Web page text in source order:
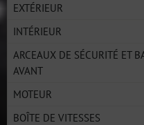
EXTÉRIEUR
INTÉRIEUR
ARCEAUX DE SÉCURITÉ ET
AVANT
MOTEUR
BOÎTE DE VITESSES